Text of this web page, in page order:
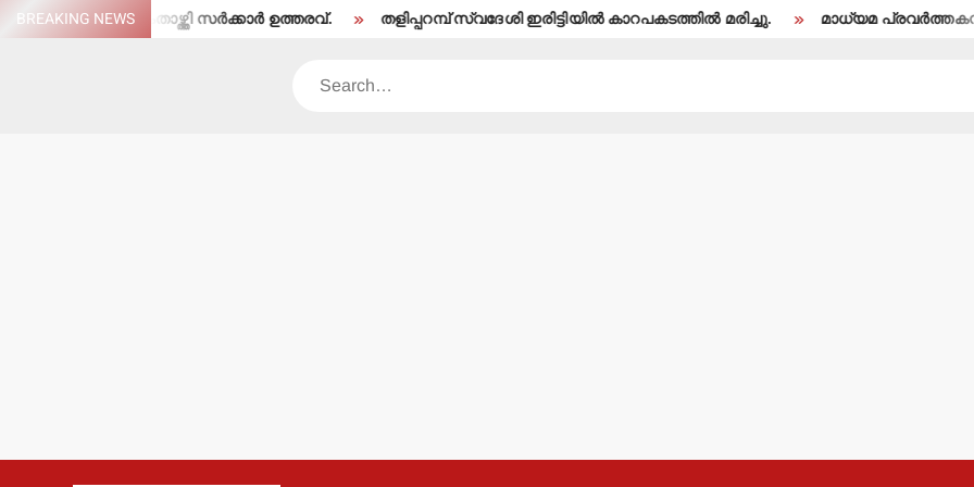
SkipBREAKING NEWS
തരംതാഴ്ത്തി സര്‍ക്കാര്‍ ഉത്തരവ്. തളിപ്പറമ്പ് സ്വദേശി ഇരിട്ടിയില്‍ കാറപകടത്തില്‍ മരിച്ചു. മാധ്യമ പ്രവര്‍ത്തകന്‍
Search